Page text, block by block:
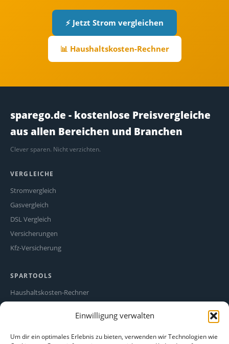
Einwilligung verwalten
Um dir ein optimales Erlebnis zu bieten, verwenden wir Technologien wie
⚡ Jetzt Strom vergleichen
📊 Haushaltskosten-Rechner
sparego.de - kostenlose Preisvergleiche
aus allen Bereichen und Branchen
Clever sparen. Nicht verzichten.
VERGLEICHE
Stromvergleich
Gasvergleich
DSL Vergleich
Versicherungen
Kfz-Versicherung
SPARTOOLS
Haushaltskosten-Rechner
Alle Spartipps